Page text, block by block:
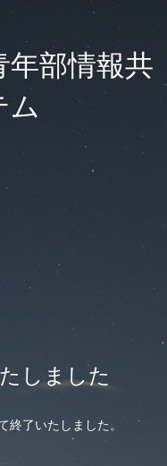
部情報共
ム
しました
了いたしました。